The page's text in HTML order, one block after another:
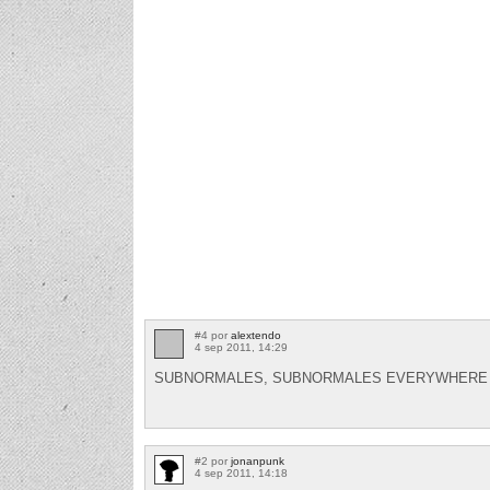
#4 por alextendo
4 sep 2011, 14:29
SUBNORMALES, SUBNORMALES EVERYWHERE
#2 por jonanpunk
4 sep 2011, 14:18